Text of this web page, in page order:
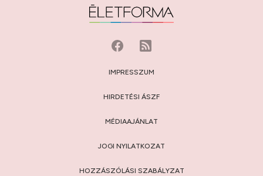
IMPRESSZUM
HIRDETÉSI ÁSZF
MÉDIAAJÁNLAT
JOGI NYILATKOZAT
HOZZÁSZÓLÁSI SZABÁLYZAT